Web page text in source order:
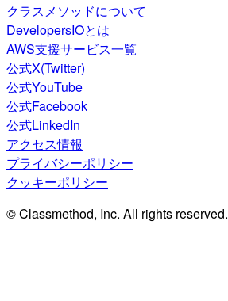
クラスメソッドについて
DevelopersIOとは
AWS支援サービス一覧
公式X(Twitter)
公式YouTube
公式Facebook
公式LinkedIn
アクセス情報
プライバシーポリシー
クッキーポリシー
© Classmethod, Inc. All rights reserved.